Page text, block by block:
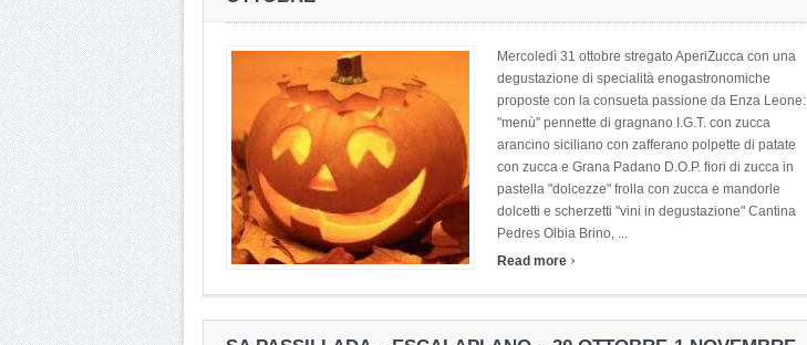
Mercoledì 31 ottobre stregato AperiZucca con una
degustazione di specialità enogastronomiche
proposte con la consueta passione da Enza Leone:
"menù" pennette di gragnano I.G.T. con zucca
arancino siciliano con zafferano polpette di patate
con zucca e Grana Padano D.O.P. fiori di zucca in
pastella "dolcezze" frolla con zucca e mandorle
dolcetti e scherzetti "vini in degustazione" Cantina
Pedres Olbia Brino, ...
Read more ›